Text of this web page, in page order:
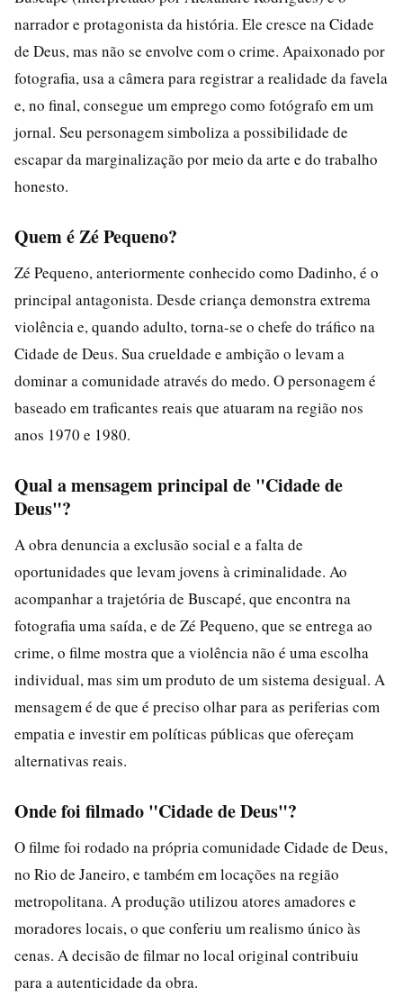
narrador e protagonista da história. Ele cresce na Cidade
de Deus, mas não se envolve com o crime. Apaixonado por
fotografia, usa a câmera para registrar a realidade da favela
e, no final, consegue um emprego como fotógrafo em um
jornal. Seu personagem simboliza a possibilidade de
escapar da marginalização por meio da arte e do trabalho
honesto.
Quem é Zé Pequeno?
Zé Pequeno, anteriormente conhecido como Dadinho, é o
principal antagonista. Desde criança demonstra extrema
violência e, quando adulto, torna-se o chefe do tráfico na
Cidade de Deus. Sua crueldade e ambição o levam a
dominar a comunidade através do medo. O personagem é
baseado em traficantes reais que atuaram na região nos
anos 1970 e 1980.
Qual a mensagem principal de "Cidade de
Deus"?
A obra denuncia a exclusão social e a falta de
oportunidades que levam jovens à criminalidade. Ao
acompanhar a trajetória de Buscapé, que encontra na
fotografia uma saída, e de Zé Pequeno, que se entrega ao
crime, o filme mostra que a violência não é uma escolha
individual, mas sim um produto de um sistema desigual. A
mensagem é de que é preciso olhar para as periferias com
empatia e investir em políticas públicas que ofereçam
alternativas reais.
Onde foi filmado "Cidade de Deus"?
O filme foi rodado na própria comunidade Cidade de Deus,
no Rio de Janeiro, e também em locações na região
metropolitana. A produção utilizou atores amadores e
moradores locais, o que conferiu um realismo único às
cenas. A decisão de filmar no local original contribuiu
para a autenticidade da obra.